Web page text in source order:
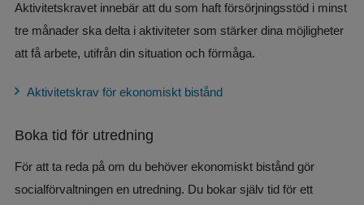
Aktivitetskravet innebär att du som haft försörjningsstöd i minst
tre månader ska delta i aktiviteter som stärker dina möjligheter
att få arbete, utifrån din situation och förmåga.
Aktivitetskrav för ekonomiskt bistånd
Boka tid för utredning
För att ta reda på om du behöver ekonomiskt bistånd gör
socialförvaltningen en utredning. Du bokar själv tid för ett